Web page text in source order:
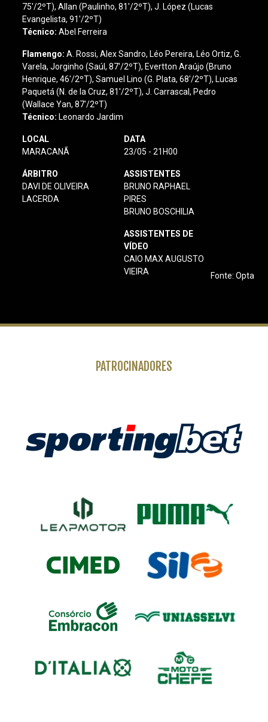
75'/2ºT), Allan (Paulinho, 81'/2ºT), J. López (Lucas
Evangelista, 91'/2ºT)
Técnico: Abel Ferreira
Flamengo:A. Rossi, Alex Sandro, Léo Pereira, Léo Ortiz, G.
Varela, Jorginho (Saúl, 87'/2ºT), Evertton Araújo (Bruno
Henrique, 46'/2ºT), Samuel Lino (G. Plata, 68'/2ºT), Lucas
Paquetá (N. de la Cruz, 81'/2ºT), J. Carrascal, Pedro
(Wallace Yan, 87'/2ºT)
Técnico: Leonardo Jardim
LOCAL
MARACANÃ
DATA
23/05 - 21H00
ÁRBITRO
DAVI DE OLIVEIRA
LACERDA
ASSISTENTES
BRUNO RAPHAEL
PIRES
BRUNO BOSCHILIA
ASSISTENTES DE
VÍDEO
CAIO MAX AUGUSTO
VIEIRA
Fonte: Opta
PATROCINADORES